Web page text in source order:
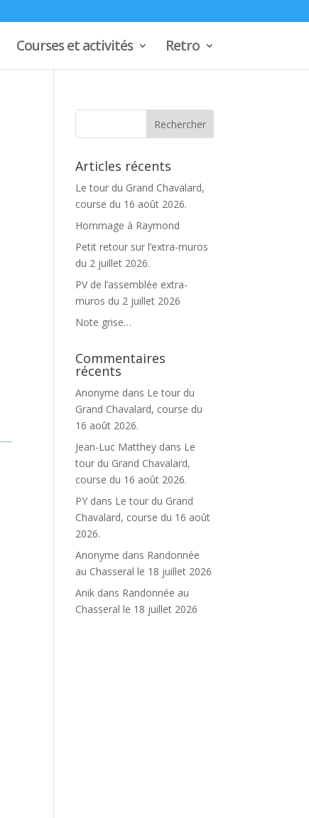
Courses et activités Retro
Articles récents
Le tour du Grand Chavalard,
course du 16 août 2026.
Hommage à Raymond
Petit retour sur l’extra-muros
du 2 juillet 2026.
PV de l’assemblée extra-
muros du 2 juillet 2026
Note grise…
Commentaires
récents
Anonyme dans Le tour du
Grand Chavalard, course du
16 août 2026.
Jean-Luc Matthey dans Le
tour du Grand Chavalard,
course du 16 août 2026.
PY dans Le tour du Grand
Chavalard, course du 16 août
2026.
Anonyme dans Randonnée
au Chasseral le 18 juillet 2026
Anik dans Randonnée au
Chasseral le 18 juillet 2026